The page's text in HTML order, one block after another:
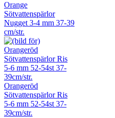
Orange
Sötvattenspärlor
Nugget 3-4 mm 37-39
cm/str.
Orangeröd
Sötvattenspärlor Ris
5-6 mm 52-54st 37-
39cm/str.